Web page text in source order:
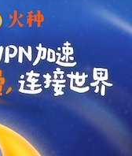
支持 [0] 反对 [0]
支持